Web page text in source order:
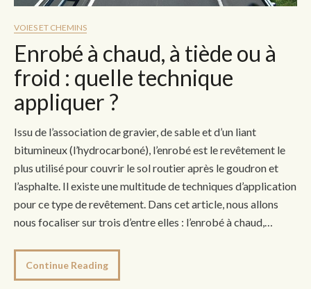
VOIES ET CHEMINS
Enrobé à chaud, à tiède ou à
froid : quelle technique
appliquer ?
Issu de l’association de gravier, de sable et d’un liant
bitumineux (l’hydrocarboné), l’enrobé est le revêtement le
plus utilisé pour couvrir le sol routier après le goudron et
l’asphalte. Il existe une multitude de techniques d’application
pour ce type de revêtement. Dans cet article, nous allons
nous focaliser sur trois d’entre elles : l’enrobé à chaud,…
Continue Reading